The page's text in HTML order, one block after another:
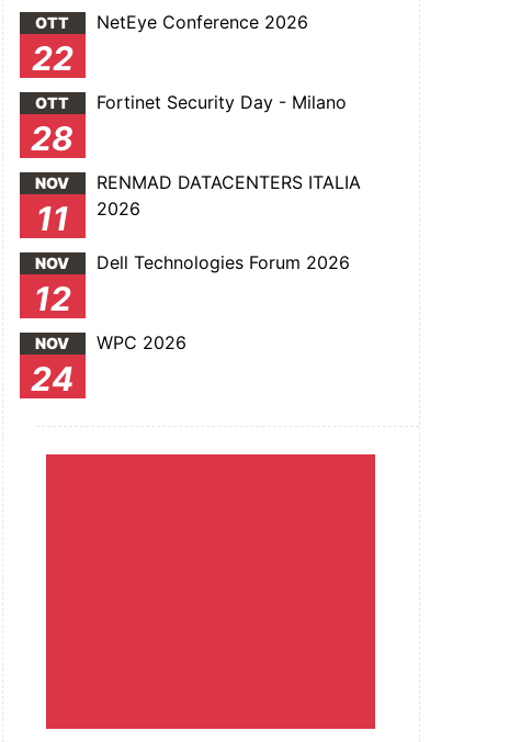
OTT
22
NetEye Conference 2026
OTT
28
Fortinet Security Day - Milano
NOV
11
RENMAD DATACENTERS ITALIA
2026
NOV
12
Dell Technologies Forum 2026
NOV
24
WPC 2026